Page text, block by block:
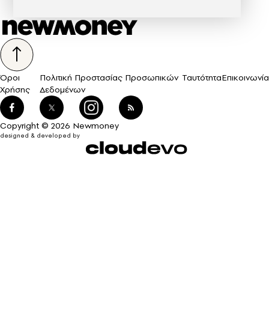
Όροι
Χρήσης
Πολιτική Προστασίας Προσωπικών
Δεδομένων
ΤαυτότηταΕπικοινωνία
Copyright © 2026 Newmoney
designed & developed by